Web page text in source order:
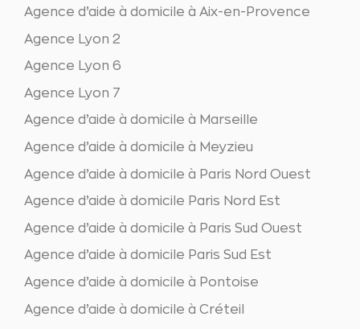
Agence d’aide à domicile à Aix-en-Provence
Agence Lyon 2
Agence Lyon 6
Agence Lyon 7
Agence d’aide à domicile à Marseille
Agence d’aide à domicile à Meyzieu
Agence d’aide à domicile à Paris Nord Ouest
Agence d’aide à domicile Paris Nord Est
Agence d’aide à domicile à Paris Sud Ouest
Agence d’aide à domicile Paris Sud Est
Agence d’aide à domicile à Pontoise
Agence d’aide à domicile à Créteil